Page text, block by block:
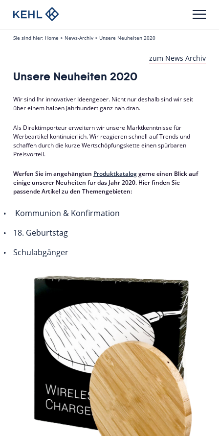
Sie sind hier: Home > News-Archiv > Unsere Neuheiten 2020
zum News Archiv
Unsere Neuheiten 2020
Wir sind Ihr innovativer Ideengeber. Nicht nur deshalb sind wir seit
über einem halben Jahrhundert ganz nah dran.
Als Direktimporteur erweitern wir unsere Marktkenntnisse für
Werbeartikel kontinuierlich. Wir reagieren schnell auf Trends und
schaffen durch die kurze Wertschöpfungskette einen spürbaren
Preisvorteil.
Werfen Sie im angehängten Produktkataloggerne einen Blick auf
einige unserer Neuheiten für das Jahr 2020. Hier finden Sie
passende Artikel zu den Themengebieten:
Kommunion & Konfirmation
18. Geburtstag
Schulabgänger